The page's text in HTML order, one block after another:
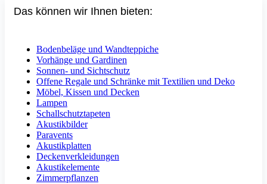
Das können wir Ihnen bieten:
Bodenbeläge und Wandteppiche
Vorhänge und Gardinen
Sonnen- und Sichtschutz
Offene Regale und Schränke mit Textilien und Deko
Möbel, Kissen und Decken
Lampen
Schallschutztapeten
Akustikbilder
Paravents
Akustikplatten
Deckenverkleidungen
Akustikelemente
Zimmerpflanzen